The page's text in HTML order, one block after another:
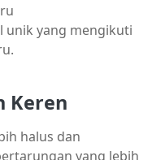
unik yang mengikuti
Keren
halus dan
yang lebih